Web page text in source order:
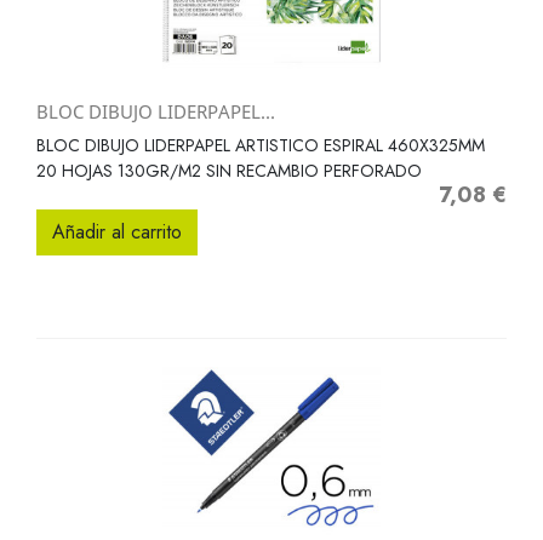
BLOC DIBUJO LIDERPAPEL...
BLOC DIBUJO LIDERPAPEL ARTISTICO ESPIRAL 460X325MM
20 HOJAS 130GR/M2 SIN RECAMBIO PERFORADO
Precio
7,08 €
Añadir al carrito